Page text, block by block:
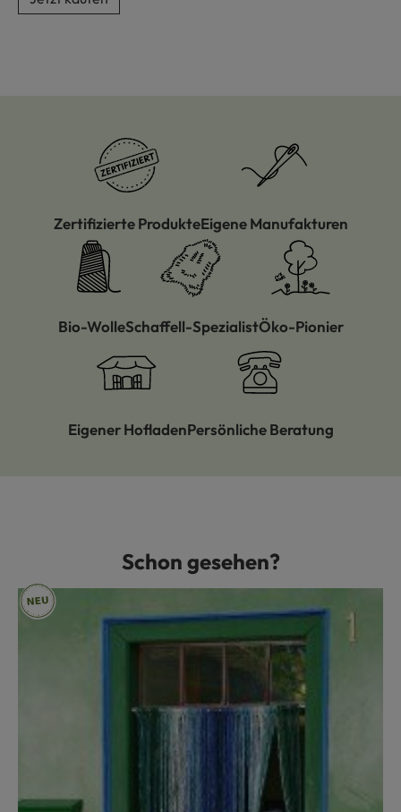
Zertifizierte ProdukteEigene Manufakturen
Bio-WolleSchaffell-SpezialistÖko-Pionier
Eigener HofladenPersönliche Beratung
Produktgalerie überspringenSchon gesehen?